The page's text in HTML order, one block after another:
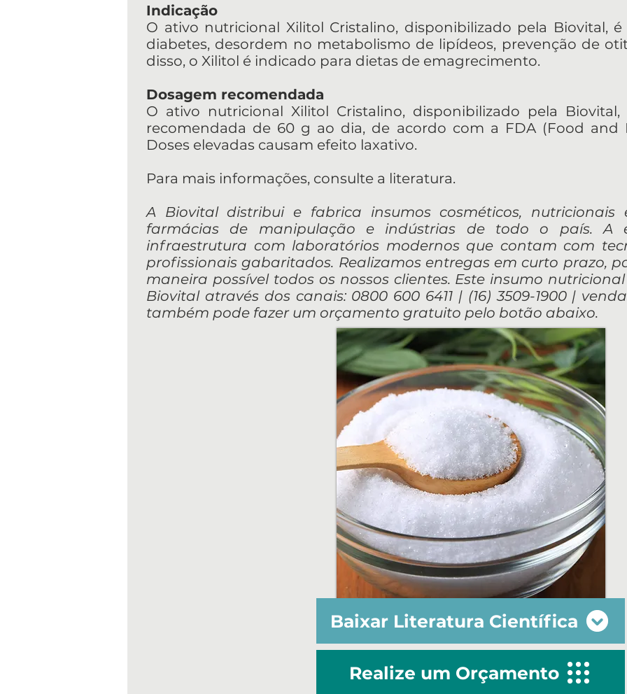
Indicação
O ativo nutricional Xilitol Cristalino, disponibilizado pela Biovital,
diabetes, desordem no metabolismo de lipídeos, prevenção de
disso, o Xilitol é indicado para dietas de emagrecimento.
Dosagem recomendada
O ativo nutricional Xilitol Cristalino, disponibilizado pela
recomendada de 60 g ao dia, de acordo com a FDA (Food and
Doses elevadas causam efeito laxativo.
Para mais informações, consulte a literatura.
A Biovital distribui e fabrica insumos cosméticos, nutricionais
farmácias de manipulação e indústrias de todo o país. A
infraestrutura com laboratórios modernos que contam com
profissionais gabaritados. Realizamos entregas em curto prazo,
maneira possível todos os nossos clientes. Este insumo
Biovital através dos canais: 0800 600 6411 | (16) 3509-1900 |
também pode fazer um orçamento gratuito pelo botão abaixo.
Baixar Literatura Científica
Realize um Orçamento